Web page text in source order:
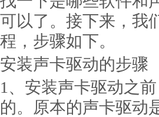
可以了。接下来，我
程，步骤如下。
安装声卡驱动的步骤
1、安装声卡驱动之
的。原本的声卡驱动